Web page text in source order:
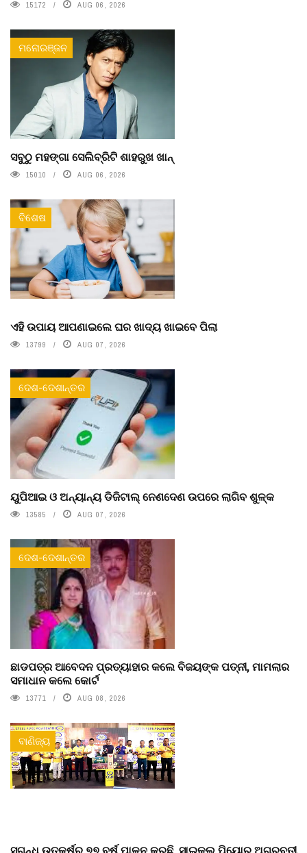
15172 AUG 06, 2026
ମନୋରଞ୍ଜନ
ସବୁଠୁ ମହଙ୍ଗା ସେଲିବ୍ରିଟି ଶାହରୁଖ ଖାନ୍
15010 AUG 06, 2026
ବିଶେଷ
ଏହି ଉପାୟ ଆପଣାଇଲେ ଘର ଖାଦ୍ୟ ଖାଇବେ ପିଲା
13799 AUG 07, 2026
ଦେଶ-ଦେଶାନ୍ତର
ୟୁପିଆଇ ଓ ଅନ୍ୟାନ୍ୟ ଡିଜିଟାଲ୍ ନେଣଦେଣ ଉପରେ ଲାଗିବ ଶୁଳ୍କ
13585 AUG 07, 2026
ଦେଶ-ଦେଶାନ୍ତର
ଛାଡପତ୍ର ଆବେଦନ ପ୍ରତ୍ୟାହାର କଲେ ବିଜୟଙ୍କ ପତ୍ନୀ, ମାମଲାର
ସମାଧାନ କଲେ କୋର୍ଟ
13771 AUG 08, 2026
ବାଣିଜ୍ୟ
ସୁଗନ୍ଧ ଉତ୍କର୍ଷର ୭୭ ବର୍ଷ ପାଳନ କରୁଛି, ସାଇକଲ ପିୟୋର୍‌ ଅଗରବତୀ